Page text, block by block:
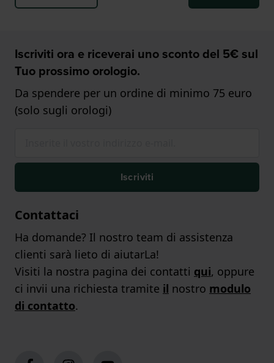
Iscriviti ora e riceverai uno sconto del 5€ sul
Tuo prossimo orologio.
Da spendere per un ordine di minimo 75 euro
(solo sugli orologi)
Iscriviti
Contattaci
Ha domande? Il nostro team di assistenza
clienti sarà lieto di aiutarLa!
Visiti la nostra pagina dei contatti qui, oppure
ci invii una richiesta tramite il nostro modulo
di contatto.